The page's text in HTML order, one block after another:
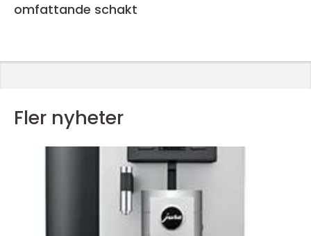
omfattande schakt
Fler nyheter